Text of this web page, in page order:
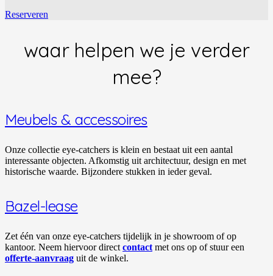
Reserveren
waar helpen we je verder
mee?
Meubels & accessoires
Onze collectie eye-catchers is klein en bestaat uit een aantal
interessante objecten. Afkomstig uit architectuur, design en met
historische waarde. Bijzondere stukken in ieder geval.
Bazel-lease
Zet één van onze eye-catchers tijdelijk in je showroom of op
kantoor. Neem hiervoor directcontact met ons op of stuur een
offerte-aanvraag uit de winkel.